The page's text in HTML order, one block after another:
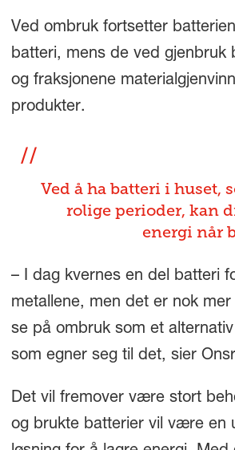
Ved ombruk fortsetter
batteri, mens de ved gjenbruk
og fraksjonene
produkter.
Ved å ha batteri i huset,
rolige perioder, kan
energi når
– I dag kvernes en del batteri
metallene, men det er nok
se på ombruk som et
som egner seg til det, sier
Det vil fremover være stort
og brukte batterier vil være en